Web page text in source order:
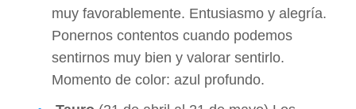
muy favorablemente. Entusiasmo y alegría.
Ponernos contentos cuando podemos
sentirnos muy bien y valorar sentirlo.
Momento de color: azul profundo.